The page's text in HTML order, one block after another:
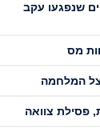
שנפגעו עקב
מס
פסילת צוואה